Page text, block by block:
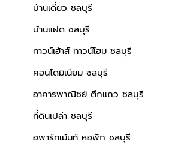
บ้านเดี่ยว ชลบุรี
บ้านแฝด ชลบุรี
ทาวน์เฮ้าส์ ทาวน์โฮม ชลบุรี
คอนโดมิเนียม ชลบุรี
อาคารพาณิชย์ ตึกแถว ชลบุรี
ที่ดินเปล่า ชลบุรี
อพาร์ทเม้นท์ หอพัก ชลบุรี